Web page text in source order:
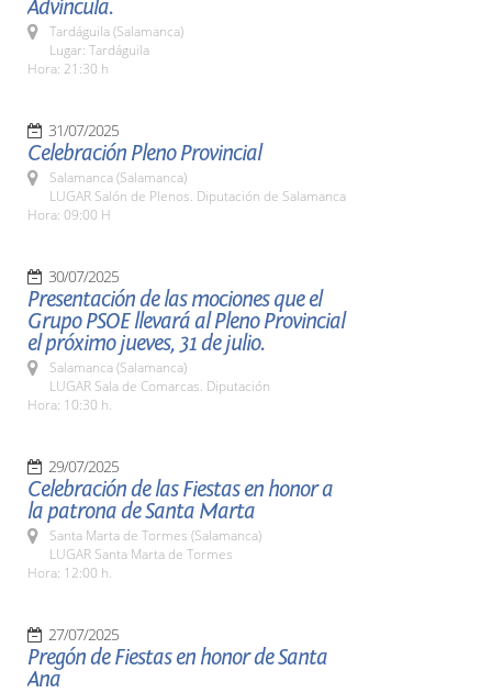
Advíncula.
Tardáguila (Salamanca)
Lugar: Tardáguila
Hora: 21:30 h
31/07/2025
Celebración Pleno Provincial
Salamanca (Salamanca)
LUGAR Salón de Plenos. Diputación de Salamanca
Hora: 09:00 H
30/07/2025
Presentación de las mociones que el
Grupo PSOE llevará al Pleno Provincial
el próximo jueves, 31 de julio.
Salamanca (Salamanca)
LUGAR Sala de Comarcas. Diputación
Hora: 10:30 h.
29/07/2025
Celebración de las Fiestas en honor a
la patrona de Santa Marta
Santa Marta de Tormes (Salamanca)
LUGAR Santa Marta de Tormes
Hora: 12:00 h.
27/07/2025
Pregón de Fiestas en honor de Santa
Ana